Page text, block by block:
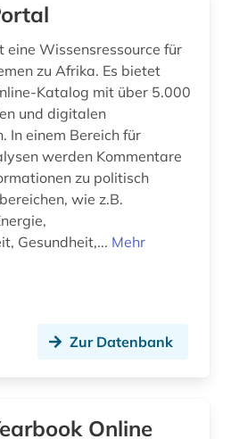
earnings calls transkripte (1)
elektronische bibliothek (2)
eine Wissensressource für
zu Afrika. Es bietet
Katalog mit über 5.000
und digitalen
In einem Bereich für
werden Kommentare
zu politisch
wie z.B.
Gesundheit,... Mehr
Zur Datenbank
Online